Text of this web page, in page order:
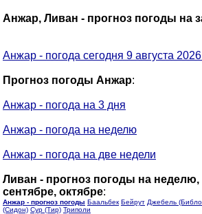
Анжар, Ливан - прогноз погоды на
Анжар - погода сегодня 9 августа 2026
Прогноз погоды Анжар:
Анжар - погода на 3 дня
Анжар - погода на неделю
Анжар - погода на две недели
Ливан - прогноз погоды на неделю,
сентябре, октябре:
Анжар - прогноз погоды Баальбек Бейрут Джебель
(Сидон) Сур (Тир) Триполи